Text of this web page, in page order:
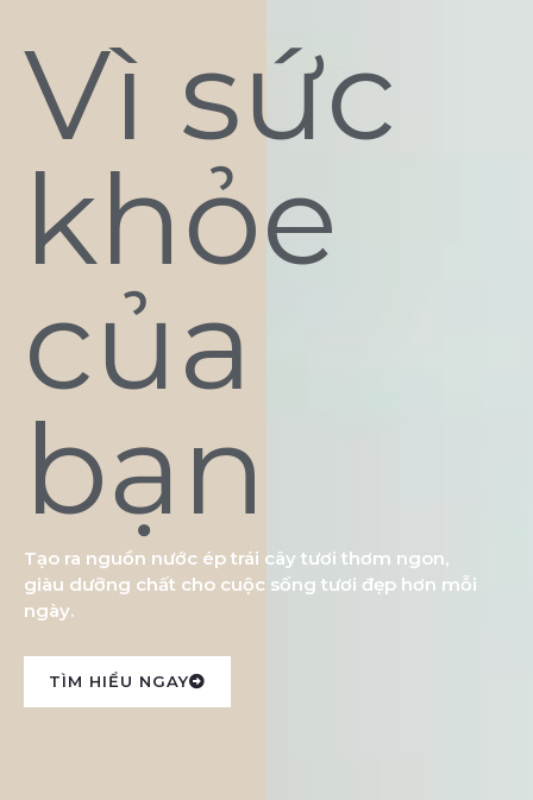
Vì sức
khỏe
của
bạn
Tạo ra nguồn nước ép trái cây tươi thơm ngon,
giàu dưỡng chất cho cuộc sống tươi đẹp hơn mỗi
ngày.
TÌM HIỂU NGAY